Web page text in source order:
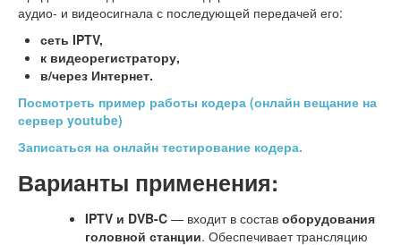
аудио- и видеосигнала с последующей передачей его:
сеть IPTV,
к видеорегистратору,
в/через Интернет.
Посмотреть пример работы кодера (онлайн вещание на
сервер youtube)
Записаться на онлайн тестирование кодера.
Варианты применения:
IPTV и DVB-C — входит в состав оборудования
головной станции. Обеспечивает трансляцию